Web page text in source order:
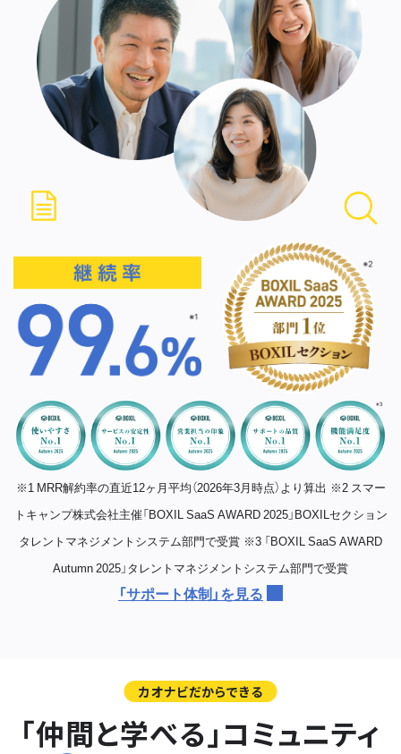
※1 MRR解約率の直近12ヶ月平均（2026年3月時点）より算出 ※2 スマー
トキャンプ株式会社主催「BOXIL SaaS AWARD 2025」BOXILセクション
タレントマネジメントシステム部門で受賞 ※3 「BOXIL SaaS AWARD
Autumn 2025」タレントマネジメントシステム部門で受賞
「サポート体制」を見る
カオナビだからできる
「仲間と学べる」コミュニティ